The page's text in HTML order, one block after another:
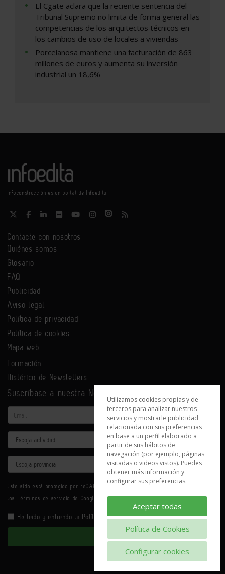
El Cgate aclara que la reciente sentencia del
Tribunal Supremo no limita de forma general las
competencias de los arquitectos técnicos en
los cambios de uso de locales a viviendas
Porcelanosa mantiene una facturación de 863
millones de euros y aumenta su inversión
industrial un 18,6%
Infoconstrucción es un portal de Infoedita
Contacte con nosotros
Quiénes somos
Glosario
FAQ
Publicidad
Aviso legal
Política de privacidad
Política de cookies
Mapa web
Formación
Histórico de Newsletters
Suscríbase a nuestra Newsletter
Email
Actividad
Provincia
Este sitio está protegido por reCAPTCHA y se aplican la
los Términos de servicio de Google.
He leído y entiendo la Política de Privacidad
Enviar
Utilizamos cookies propias y de
terceros para analizar nuestros
servicios y mostrarle publicidad
relacionada con sus preferencias
en base a un perfil elaborado a
partir de sus hábitos de
navegación (por ejemplo, páginas
visitadas o videos vistos). Puedes
obtener más información y
configurar sus preferencias.
Aceptar todas
Política de Cookies
Configurar cookies